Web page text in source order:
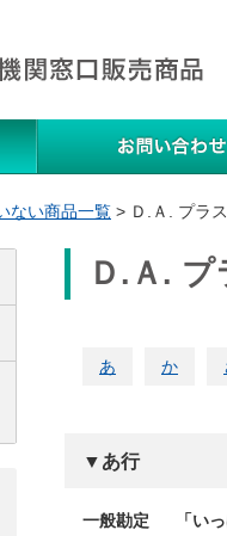
ない商品一覧 > Ｄ.Ａ. プラ
Ｄ.Ａ.
あ か
▼あ行
一般勘定
「い